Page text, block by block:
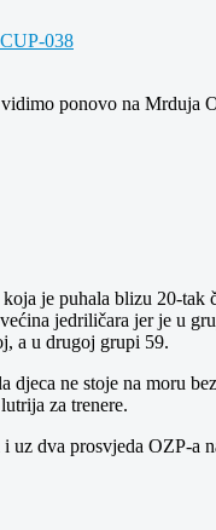
ponovo na Mrduja
je puhala blizu 20-
jedriličara jer je u
a u drugoj grupi 59.
djeca ne stoje na moru
za trenere.
uz dva prosvjeda OZP-